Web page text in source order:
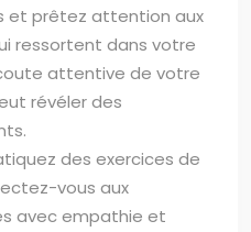
et prêtez attention aux
ressortent dans votre
attentive de votre
révéler des
des exercices de
vous aux
avec empathie et